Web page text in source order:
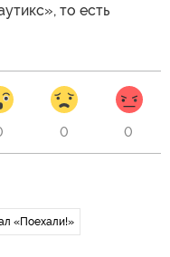
то есть
0 0
«Поехали!»